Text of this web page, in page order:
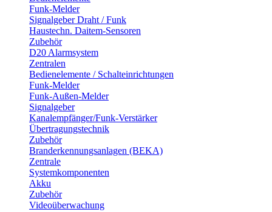
Funk-Melder
Signalgeber Draht / Funk
Haustechn. Daitem-Sensoren
Zubehör
D20 Alarmsystem
Zentralen
Bedienelemente / Schalteinrichtungen
Funk-Melder
Funk-Außen-Melder
Signalgeber
Kanalempfänger/Funk-Verstärker
Übertragungstechnik
Zubehör
Branderkennungsanlagen (BEKA)
Zentrale
Systemkomponenten
Akku
Zubehör
Videoüberwachung